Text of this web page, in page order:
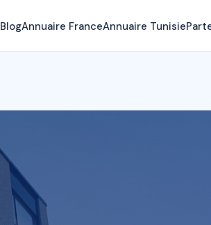
BlogAnnuaire FranceAnnuaire Tunisie